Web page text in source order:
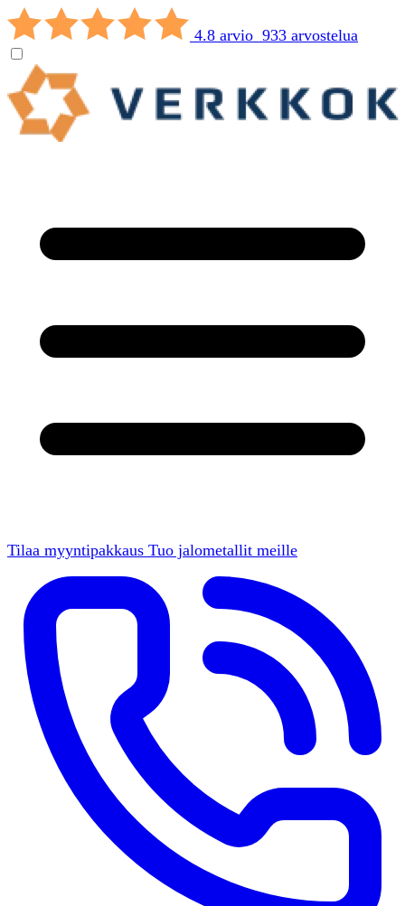
4.8 arvio 933 arvostelua
Tilaa myyntipakkaus Tuo jalometallit meille